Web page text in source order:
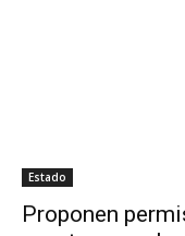
Estado
Proponen